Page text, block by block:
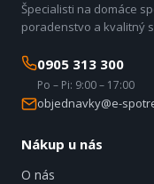
Špecialisti na domáce
poradenstvo a kvalitný
0905 313 300
Po – Pi: 9:00 – 17:00
objednavky@e-
Nákup u nás
O nás